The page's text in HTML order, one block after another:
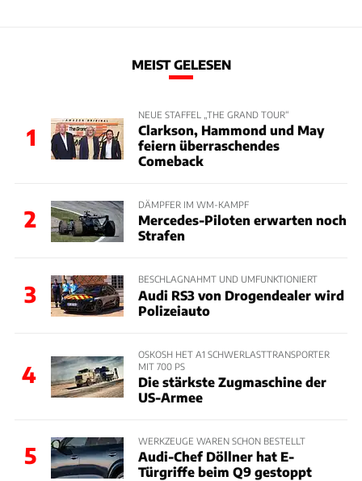
MEIST GELESEN
1
NEUE STAFFEL „THE GRAND TOUR“
Clarkson, Hammond und May
feiern überraschendes
Comeback
2
DÄMPFER IM WM-KAMPF
Mercedes-Piloten erwarten noch
Strafen
3
BESCHLAGNAHMT UND UMFUNKTIONIERT
Audi RS3 von Drogendealer wird
Polizeiauto
4
OSKOSH HET A1 SCHWERLASTTRANSPORTER
MIT 700 PS
Die stärkste Zugmaschine der
US-Armee
5
WERKZEUGE WAREN SCHON BESTELLT
Audi-Chef Döllner hat E-
Türgriffe beim Q9 gestoppt